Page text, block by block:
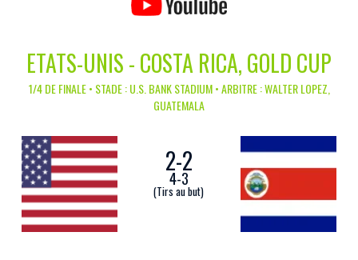
ETATS-UNIS - COSTA RICA, GOLD CUP
1/4 DE FINALE • STADE : U.S. BANK STADIUM • ARBITRE : WALTER LOPEZ,
GUATEMALA
2-2
4-3
(Tirs au but)